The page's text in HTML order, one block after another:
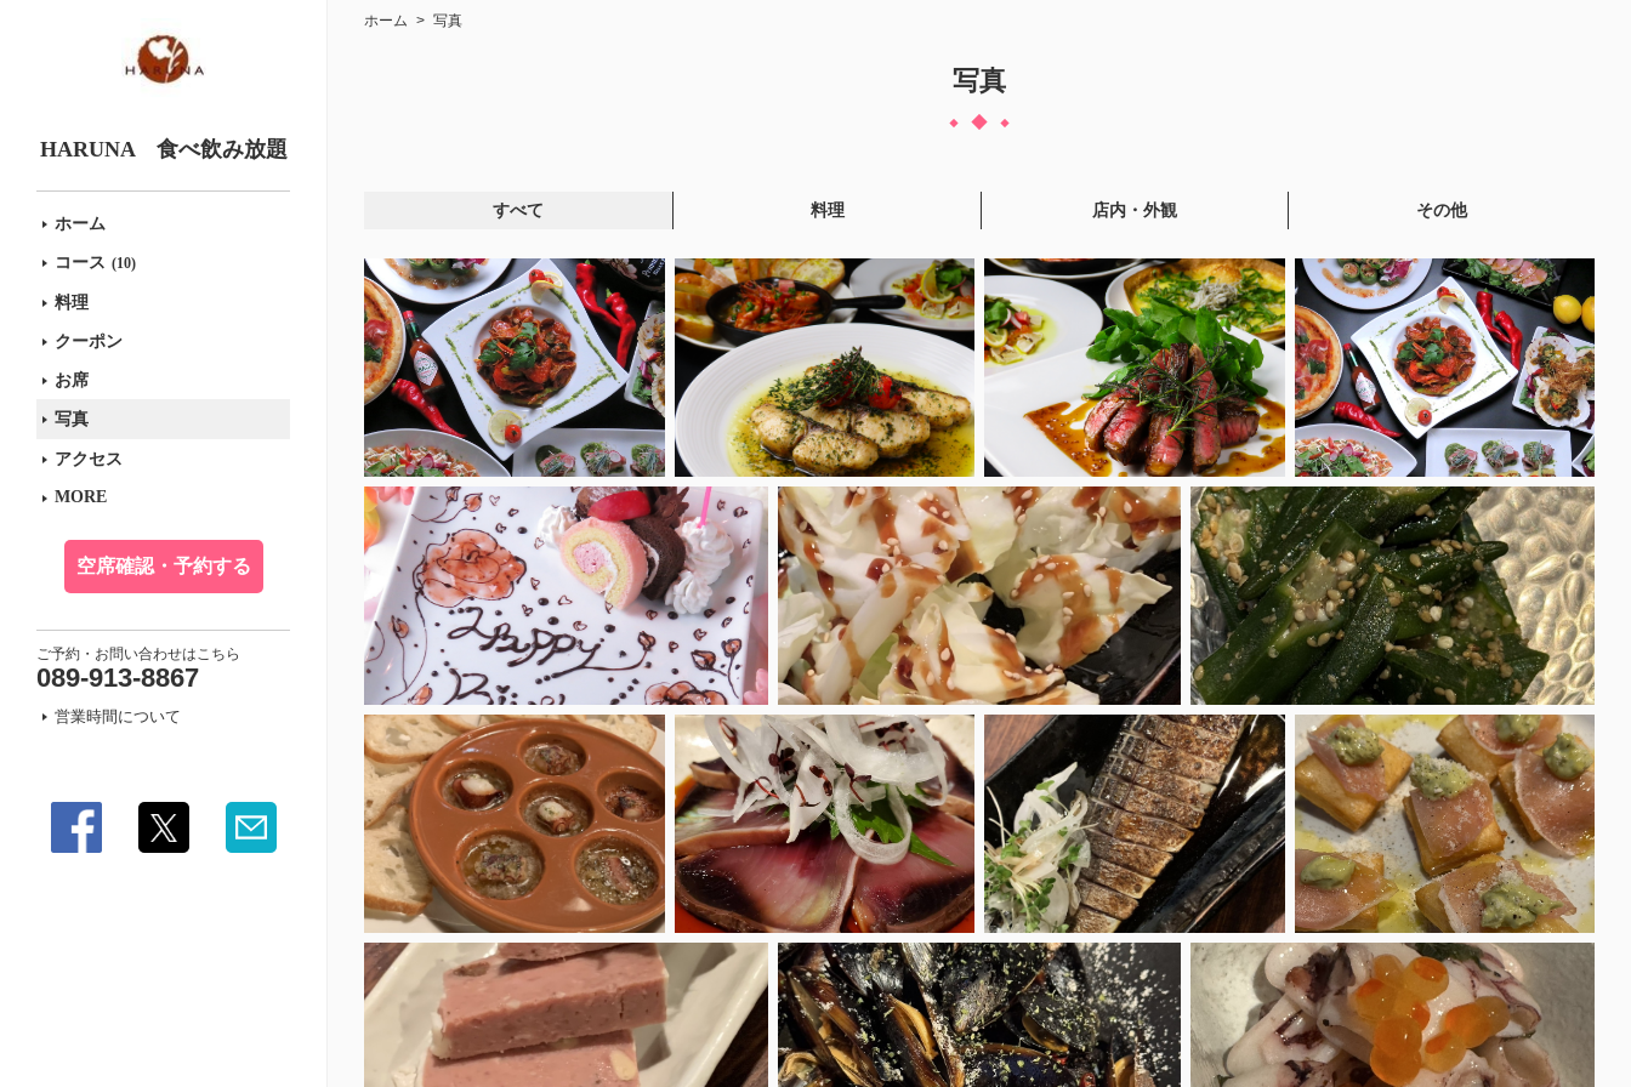
HARUNA 食べ飲み放題
ホーム
コース (10)
料理
クーポン
お席
写真
アクセス
MORE
空席確認・予約する
ご予約・お問い合わせはこちら
089-913-8867
営業時間について
ホーム 写真
写真
すべて 料理 店内・外観 その他